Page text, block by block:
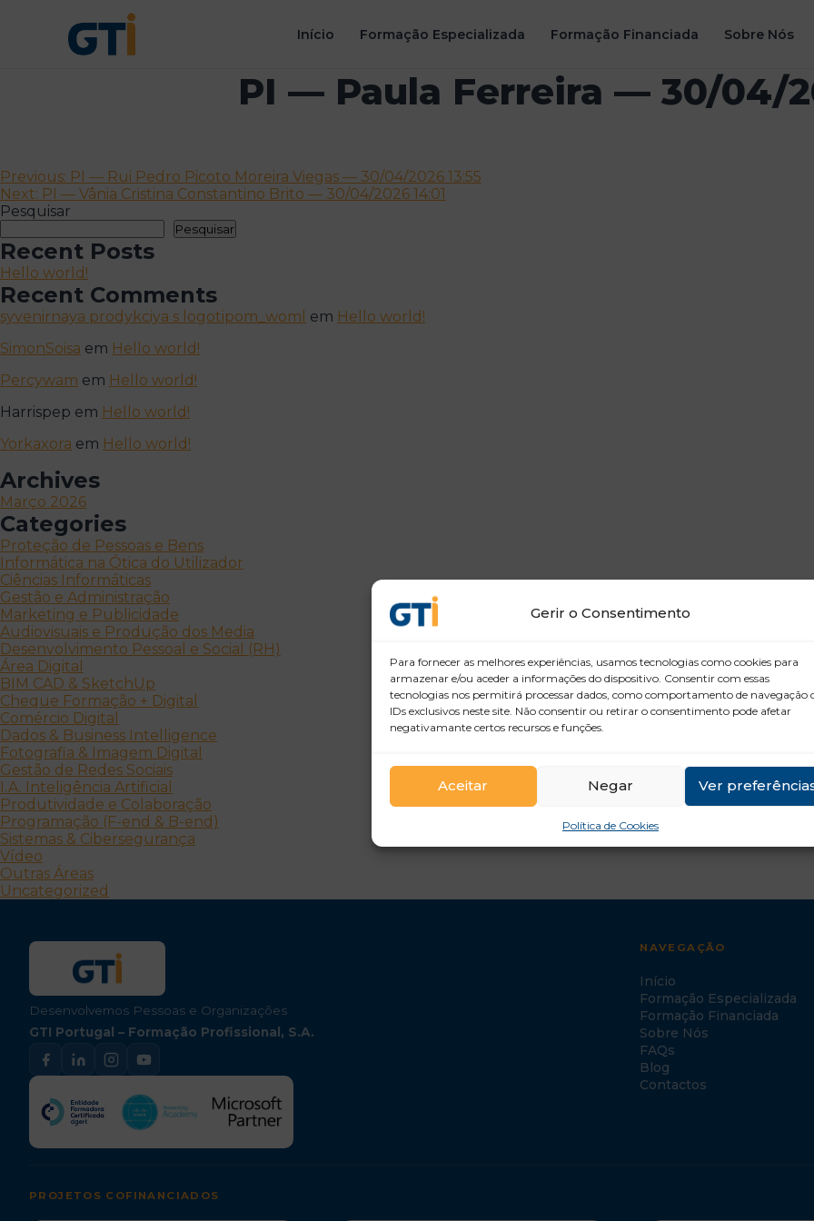
Gerir o Consentimento
Para fornecer as melhores experiências, usamos tecnologias como cookies para
armazenar e/ou aceder a informações do dispositivo. Consentir com essas
tecnologias nos permitirá processar dados, como comportamento de navegação
IDs exclusivos neste site. Não consentir ou retirar o consentimento pode afetar
negativamante certos recursos e funções.
Aceitar Negar Ver
Política de Cookies
Início Formação Especializada Formação Financiada Sobre Nós
PI — Paula Ferreira — 30/04/
Navegação
de
artigos
Previous: PI — Rui Pedro Picoto Moreira Viegas — 30/04/2026 13:55
Next: PI — Vânia Cristina Constantino Brito — 30/04/2026 14:01
Pesquisar
Pesquisar
Recent Posts
Hello world!
Recent Comments
syvenirnaya prodykciya s logotipom_woml em Hello world!
SimonSoisa em Hello world!
Percywam em Hello world!
Harrispep em Hello world!
Yorkaxora em Hello world!
Archives
Março 2026
Categories
Proteção de Pessoas e Bens
Informática na Ótica do Utilizador
Ciências Informáticas
Gestão e Administração
Marketing e Publicidade
Audiovisuais e Produção dos Media
Desenvolvimento Pessoal e Social (RH)
Área Digital
BIM CAD & SketchUp
Cheque Formação + Digital
Comércio Digital
Dados & Business Intelligence
Fotografia & Imagem Digital
Gestão de Redes Sociais
I.A. Inteligência Artificial
Produtividade e Colaboração
Programação (F-end & B-end)
Sistemas & Cibersegurança
Vídeo
Outras Áreas
Uncategorized
Desenvolvemos Pessoas e Organizações
GTI Portugal – Formação Profissional, S.A.
NAVEGAÇÃO
Início
Formação Especializada
Formação Financiada
Sobre Nós
FAQs
Blog
Contactos
PROJETOS COFINANCIADOS